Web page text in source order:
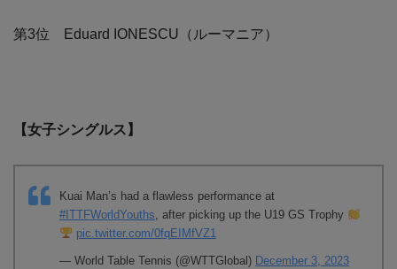
第3位 Eduard IONESCU（ルーマニア）
【女子シングルス】
Kuai Man’s had a flawless performance at
#ITTFWorldYouths, after picking up the U19 GS Trophy
pic.twitter.com/0fqEIMfVZ1
— World Table Tennis (@WTTGlobal) December 3, 2023